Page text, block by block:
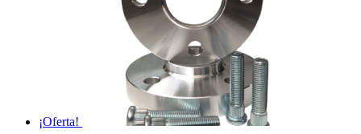
¡Oferta!